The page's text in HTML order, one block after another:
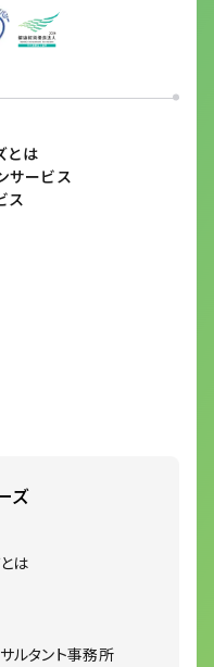
とは
サービス
ス
ズ
は
ルタント事務所